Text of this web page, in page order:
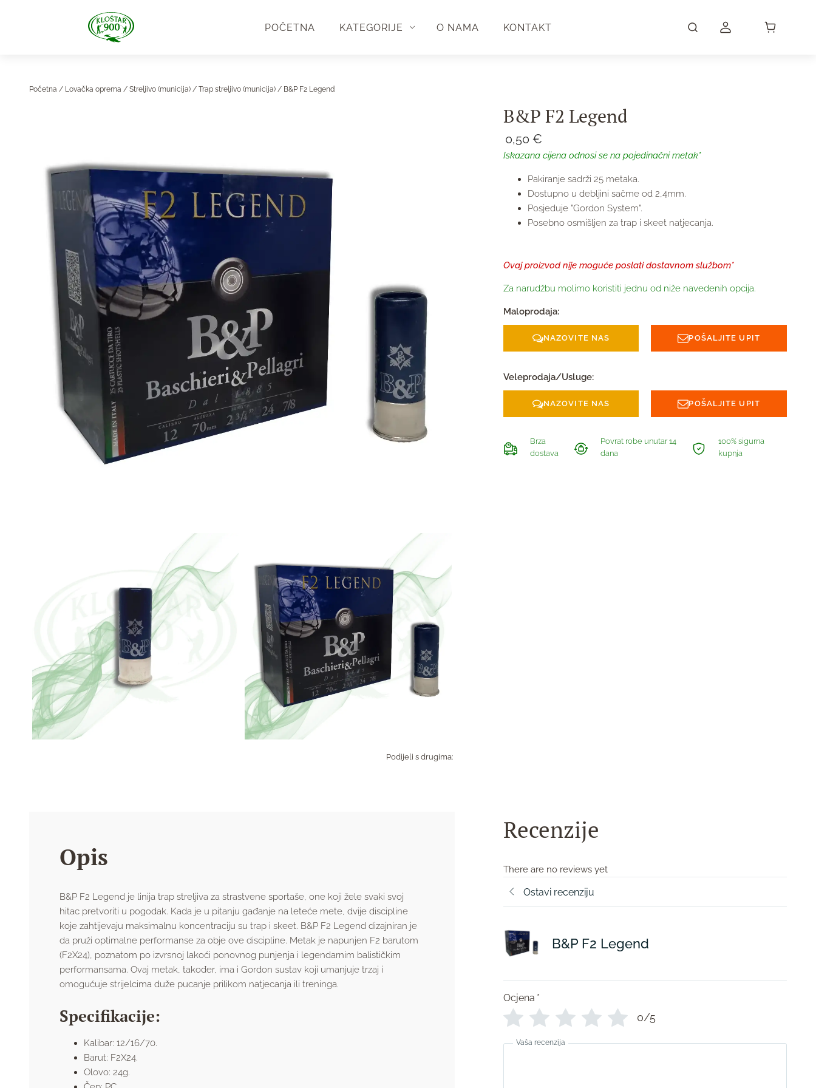
POČETNA KATEGORIJE O NAMA KONTAKT
Početna / Lovačka oprema / Streljivo (municija) / Trap streljivo (municija) / B&P F2 Legend
Podijeli s drugima:
B&P F2 Legend
0,50 €
Iskazana cijena odnosi se na pojedinačni metak*
Pakiranje sadrži 25 metaka.
Dostupno u debljini sačme od 2,4mm.
Posjeduje "Gordon System".
Posebno osmišljen za trap i skeet natjecanja.
Ovaj proizvod nije moguće poslati dostavnom službom*
Za narudžbu molimo koristiti jednu od niže navedenih opcija.
Maloprodaja:
NAZOVITE NAS POŠALJITE UPIT
Veleprodaja/Usluge:
NAZOVITE NAS POŠALJITE UPIT
Brza
dostava
Povrat robe unutar 14
dana
100% sigurna
kupnja
Opis
B&P F2 Legend je linija trap streljiva za strastvene sportaše, one koji žele svaki svoj
hitac pretvoriti u pogodak. Kada je u pitanju gađanje na leteće mete, dvije discipline
koje zahtijevaju maksimalnu koncentraciju su trap i skeet. B&P F2 Legend dizajniran je
da pruži optimalne performanse za obje ove discipline. Metak je napunjen F2 barutom
(F2X24), poznatom po izvrsnoj lakoći ponovnog punjenja i legendarnim balističkim
performansama. Ovaj metak, također, ima i Gordon sustav koji umanjuje trzaj i
omogućuje strijelcima duže pucanje prilikom natjecanja ili treninga.
Specifikacije:
Kalibar: 12/16/70.
Barut: F2X24.
Olovo: 24g.
Recenzije
There are no reviews yet
Ostavi recenziju
B&P F2 Legend
Ocjena *
0/5
Vaša recenzija